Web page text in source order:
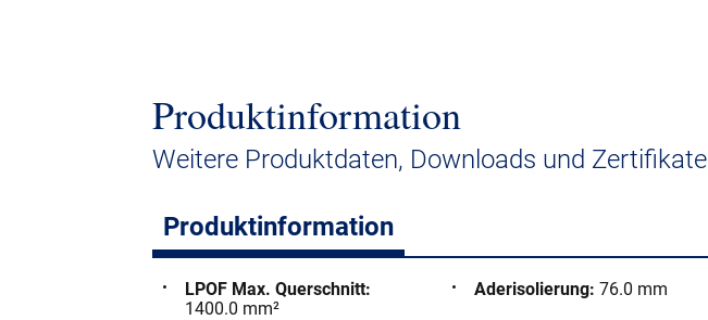
Produktinformation
Weitere Produktdaten, Downloads und Zertifikate
Produktinformation
LPOF Max. Querschnitt:
1400.0 mm²
Aderisolierung: 76.0 mm